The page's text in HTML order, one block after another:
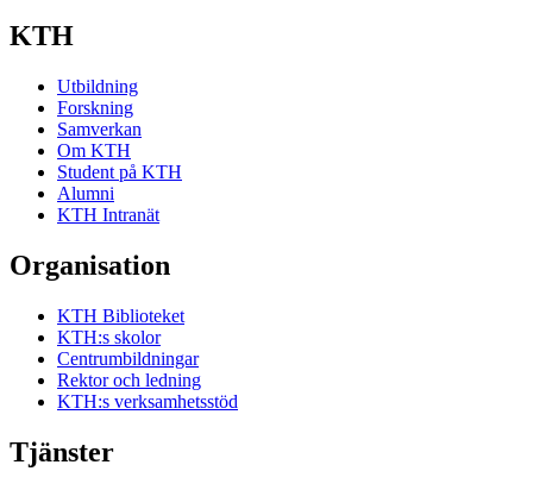
KTH
Utbildning
Forskning
Samverkan
Om KTH
Student på KTH
Alumni
KTH Intranät
Organisation
KTH Biblioteket
KTH:s skolor
Centrumbildningar
Rektor och ledning
KTH:s verksamhetsstöd
Tjänster